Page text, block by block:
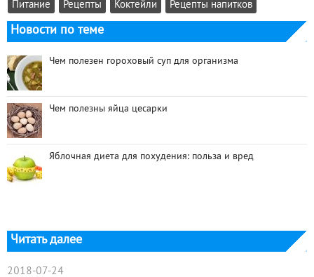
Питание Рецепты Коктейли Рецепты напитков
Новости по теме
Чем полезен гороховый суп для организма
Чем полезны яйца цесарки
Яблочная диета для похудения: польза и вред
Читать далее
2018-07-24